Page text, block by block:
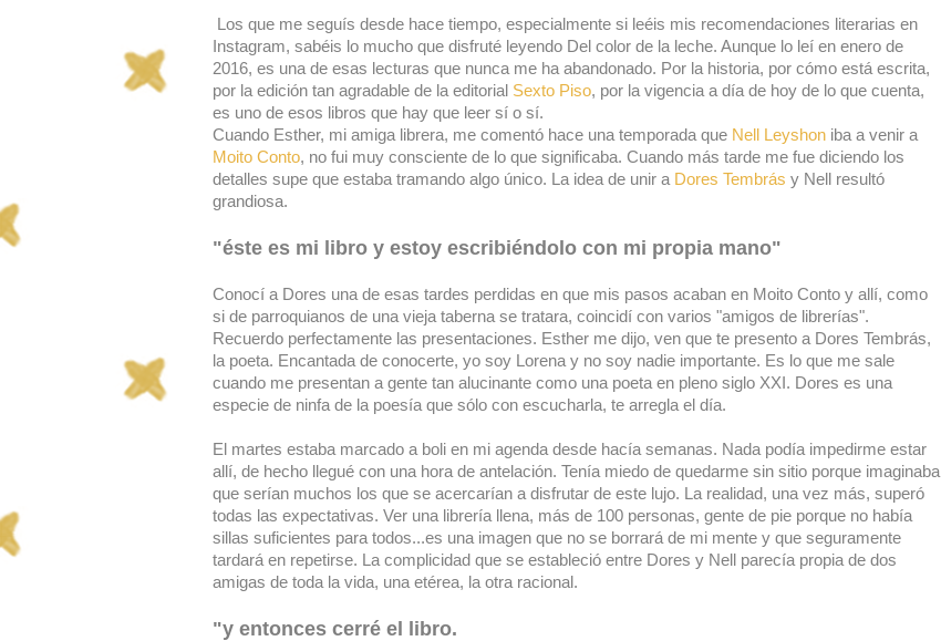
Los que me seguís desde hace tiempo, especialmente si leéis mis recomendaciones literarias en
Instagram, sabéis lo mucho que disfruté leyendo Del color de la leche. Aunque lo leí en enero de
2016, es una de esas lecturas que nunca me ha abandonado. Por la historia, por cómo está escrita,
por la edición tan agradable de la editorial Sexto Piso, por la vigencia a día de hoy de lo que cuenta,
es uno de esos libros que hay que leer sí o sí.
Cuando Esther, mi amiga librera, me comentó hace una temporada que Nell Leyshon iba a venir a
Moito Conto, no fui muy consciente de lo que significaba. Cuando más tarde me fue diciendo los
detalles supe que estaba tramando algo único. La idea de unir a Dores Tembrás y Nell resultó
grandiosa.
"éste es mi libro y estoy escribiéndolo con mi propia mano"
Conocí a Dores una de esas tardes perdidas en que mis pasos acaban en Moito Conto y allí, como
si de parroquianos de una vieja taberna se tratara, coincidí con varios "amigos de librerías".
Recuerdo perfectamente las presentaciones. Esther me dijo, ven que te presento a Dores Tembrás,
la poeta. Encantada de conocerte, yo soy Lorena y no soy nadie importante. Es lo que me sale
cuando me presentan a gente tan alucinante como una poeta en pleno siglo XXI. Dores es una
especie de ninfa de la poesía que sólo con escucharla, te arregla el día.
El martes estaba marcado a boli en mi agenda desde hacía semanas. Nada podía impedirme estar
allí, de hecho llegué con una hora de antelación. Tenía miedo de quedarme sin sitio porque imaginaba
que serían muchos los que se acercarían a disfrutar de este lujo. La realidad, una vez más, superó
todas las expectativas. Ver una librería llena, más de 100 personas, gente de pie porque no había
sillas suficientes para todos...es una imagen que no se borrará de mi mente y que seguramente
tardará en repetirse. La complicidad que se estableció entre Dores y Nell parecía propia de dos
amigas de toda la vida, una etérea, la otra racional.
"y entonces cerré el libro.